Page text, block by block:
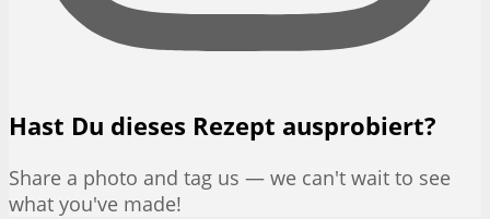
Hast Du dieses Rezept ausprobiert?
Share a photo and tag us — we can't wait to see
what you've made!